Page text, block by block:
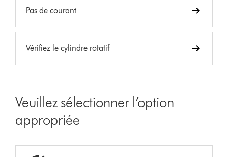
Pas de courant
Vérifiez le cylindre rotatif
Veuillez sélectionner l’option
appropriée